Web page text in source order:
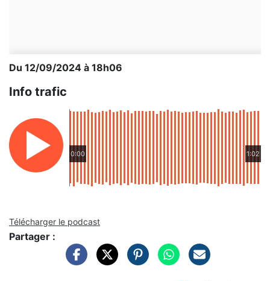
Du 12/09/2024 à 18h06
Info trafic
0:00 1:02
Télécharger le podcast
Partager :